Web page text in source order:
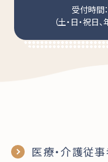
受付時間
（土・日・祝日
医療・介護従